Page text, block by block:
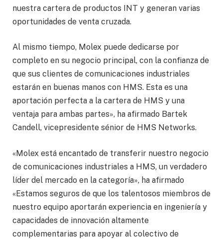
nuestra cartera de productos INT y generan varias
oportunidades de venta cruzada.
Al mismo tiempo, Molex puede dedicarse por
completo en su negocio principal, con la confianza de
que sus clientes de comunicaciones industriales
estarán en buenas manos con HMS. Esta es una
aportación perfecta a la cartera de HMS y una
ventaja para ambas partes», ha afirmado Bartek
Candell, vicepresidente sénior de HMS Networks.
«Molex está encantado de transferir nuestro negocio
de comunicaciones industriales a HMS, un verdadero
líder del mercado en la categoría», ha afirmado
«Estamos seguros de que los talentosos miembros de
nuestro equipo aportarán experiencia en ingeniería y
capacidades de innovación altamente
complementarias para apoyar al colectivo de